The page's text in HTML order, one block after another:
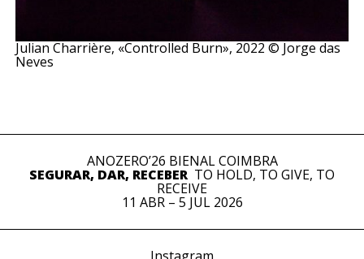
Julian Charrière, «Controlled Burn», 2022 © Jorge das
Neves
ANOZERO’26 BIENAL COIMBRA
SEGURAR, DAR, RECEBERTO HOLD, TO GIVE, TO
RECEIVE
11 ABR – 5 JUL 2026